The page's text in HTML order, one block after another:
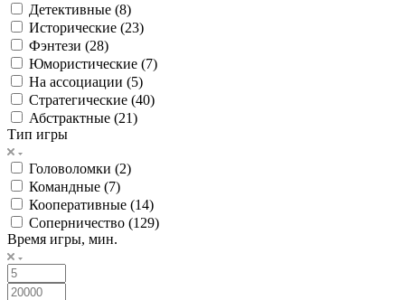
Детективные (8)
Исторические (23)
Фэнтези (28)
Юмористические (7)
На ассоциации (5)
Стратегические (40)
Абстрактные (21)
Тип игры
Головоломки (2)
Командные (7)
Кооперативные (14)
Соперничество (129)
Время игры, мин.